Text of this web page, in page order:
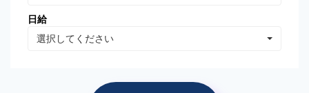
日給
選択してください